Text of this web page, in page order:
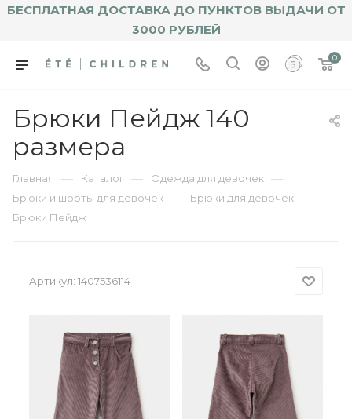
БЕСПЛАТНАЯ ДОСТАВКА ДО ПУНКТОВ ВЫДАЧИ ОТ
3000 РУБЛЕЙ
0
Брюки Пейдж 140
размера
Главная — Каталог — Одежда для девочек —
Брюки и шорты для девочек — Брюки для девочек —
Брюки Пейдж
Артикул: 1407536114